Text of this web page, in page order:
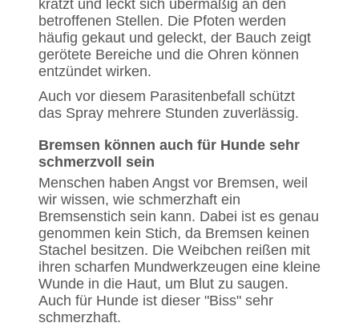
kratzt und leckt sich übermäßig an den
betroffenen Stellen. Die Pfoten werden
häufig gekaut und geleckt, der Bauch zeigt
gerötete Bereiche und die Ohren können
entzündet wirken.
Auch vor diesem Parasitenbefall schützt
das Spray mehrere Stunden zuverlässig.
Bremsen können auch für Hunde sehr
schmerzvoll sein
Menschen haben Angst vor Bremsen, weil
wir wissen, wie schmerzhaft ein
Bremsenstich sein kann. Dabei ist es genau
genommen kein Stich, da Bremsen keinen
Stachel besitzen. Die Weibchen reißen mit
ihren scharfen Mundwerkzeugen eine kleine
Wunde in die Haut, um Blut zu saugen.
Auch für Hunde ist dieser "Biss" sehr
schmerzhaft.